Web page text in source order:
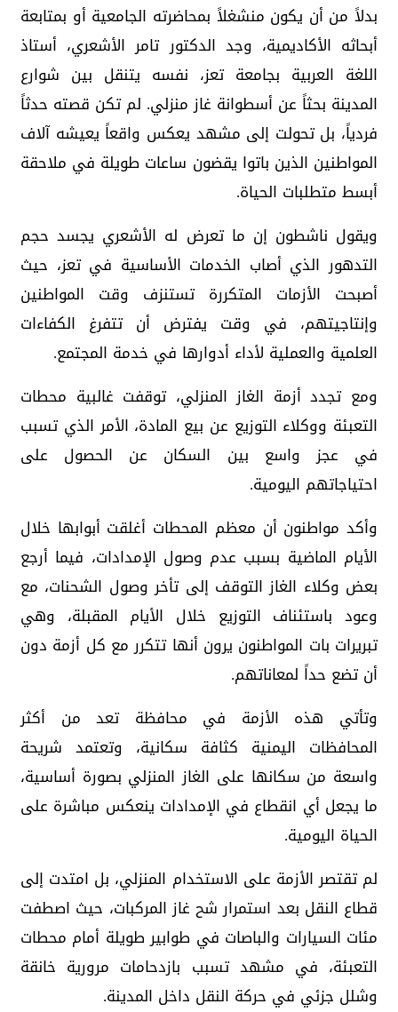
بدلاً من أن يكون منشغلاً بمحاضرته الجامعية أو بمتابعة
أبحاثه الأكاديمية، وجد الدكتور تامر الأشعري، أستاذ
اللغة العربية بجامعة تعز، نفسه يتنقل بين شوارع
المدينة بحثاً عن أسطوانة غاز منزلي. لم تكن قصته حدثاً
فردياً، بل تحولت إلى مشهد يعكس واقعاً يعيشه آلاف
المواطنين الذين باتوا يقضون ساعات طويلة في ملاحقة
أبسط متطلبات الحياة.
ويقول ناشطون إن ما تعرض له الأشعري يجسد حجم
التدهور الذي أصاب الخدمات الأساسية في تعز، حيث
أصبحت الأزمات المتكررة تستنزف وقت المواطنين
وإنتاجيتهم، في وقت يفترض أن تتفرغ الكفاءات
العلمية والعملية لأداء أدوارها في خدمة المجتمع.
ومع تجدد أزمة الغاز المنزلي، توقفت غالبية محطات
التعبئة ووكلاء التوزيع عن بيع المادة، الأمر الذي تسبب
في عجز واسع بين السكان عن الحصول على
احتياجاتهم اليومية.
وأكد مواطنون أن معظم المحطات أغلقت أبوابها خلال
الأيام الماضية بسبب عدم وصول الإمدادات، فيما أرجع
بعض وكلاء الغاز التوقف إلى تأخر وصول الشحنات، مع
وعود باستئناف التوزيع خلال الأيام المقبلة، وهي
تبريرات بات المواطنون يرون أنها تتكرر مع كل أزمة دون
أن تضع حداً لمعاناتهم.
وتأتي هذه الأزمة في محافظة تعد من أكثر
المحافظات اليمنية كثافة سكانية، وتعتمد شريحة
واسعة من سكانها على الغاز المنزلي بصورة أساسية،
ما يجعل أي انقطاع في الإمدادات ينعكس مباشرة على
الحياة اليومية.
لم تقتصر الأزمة على الاستخدام المنزلي، بل امتدت إلى
قطاع النقل بعد استمرار شح غاز المركبات، حيث اصطفت
مئات السيارات والباصات في طوابير طويلة أمام محطات
التعبئة، في مشهد تسبب بازدحامات مرورية خانقة
وشلل جزئي في حركة النقل داخل المدينة.